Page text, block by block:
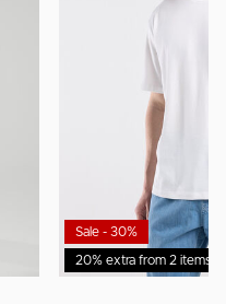
20% extra from 2 items
Sale - 30%